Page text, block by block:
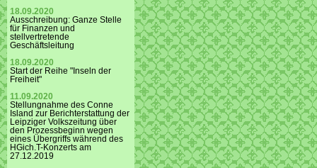
18.09.2020
Ausschreibung: Ganze Stelle
für Finanzen und
stellvertretende
Geschäftsleitung
18.09.2020
Start der Reihe "Inseln der
Freiheit"
11.09.2020
Stellungnahme des Conne
Island zur Berichterstattung der
Leipziger Volkszeitung über
den Prozessbeginn wegen
eines Übergriffs während des
HGich.T-Konzerts am
27.12.2019